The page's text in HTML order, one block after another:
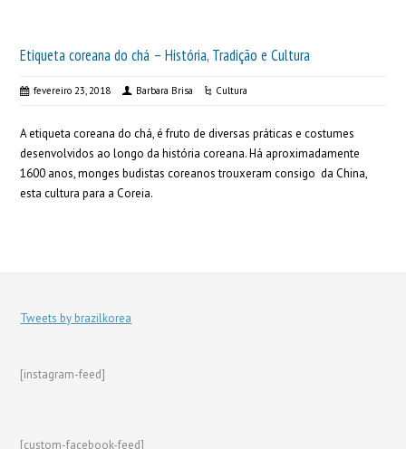
Etiqueta coreana do chá – História, Tradição e Cultura
fevereiro 23, 2018 Barbara Brisa Cultura
A etiqueta coreana do chá, é fruto de diversas práticas e costumes
desenvolvidos ao longo da história coreana. Há aproximadamente
1600 anos, monges budistas coreanos trouxeram consigo da China,
esta cultura para a Coreia.
Tweets by brazilkorea
[instagram-feed]
[custom-facebook-feed]